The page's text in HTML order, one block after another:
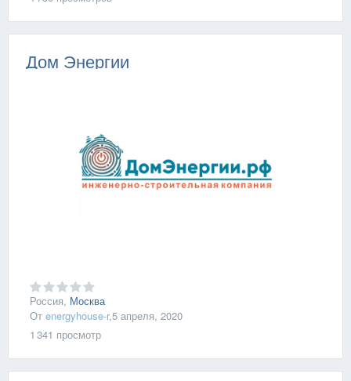
Дом Энергии
Россия, Москва
От energyhouse-r,5 апреля, 2020
1 341 просмотр